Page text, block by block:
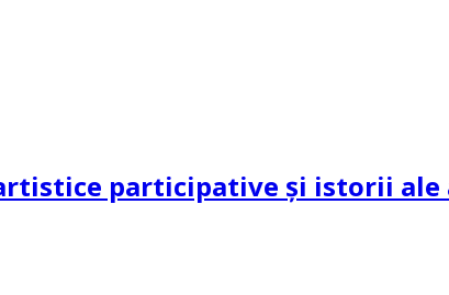
participative și istorii